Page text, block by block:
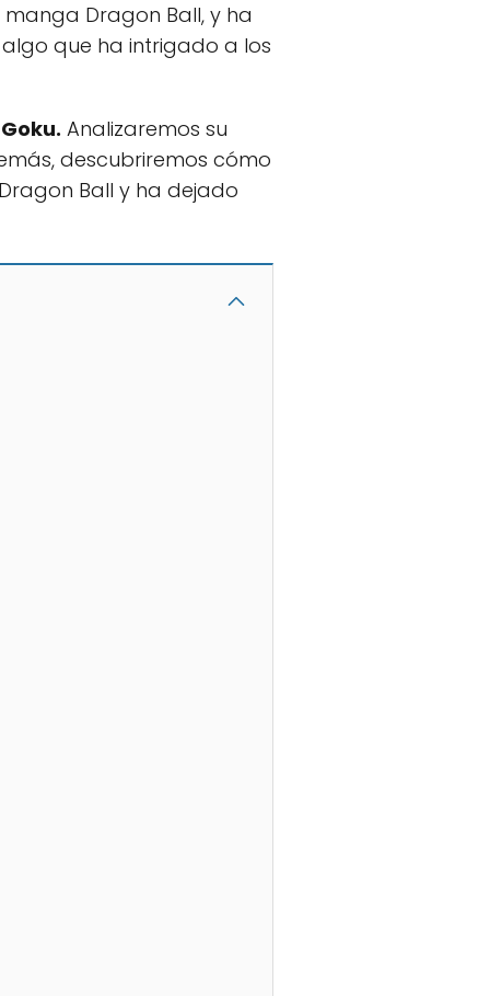
Dragon Ball, y ha
que ha intrigado a los
Analizaremos su
descubriremos cómo
Ball y ha dejado